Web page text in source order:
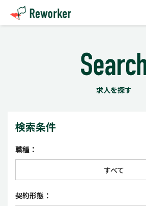
求人を探す
検索条件
職種：
すべて
契約形態：